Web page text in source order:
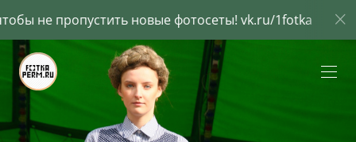
новые фотосеты! vk.ru/1fotka Подпишись